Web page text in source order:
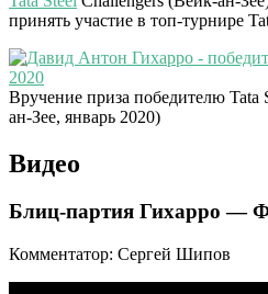
принять участие в топ-турнире
Вручение приза победителю Tata
ан-Зее, январь 2020)
Видео
Блиц-партия Гихарро —
Комментатор: Сергей Шипов